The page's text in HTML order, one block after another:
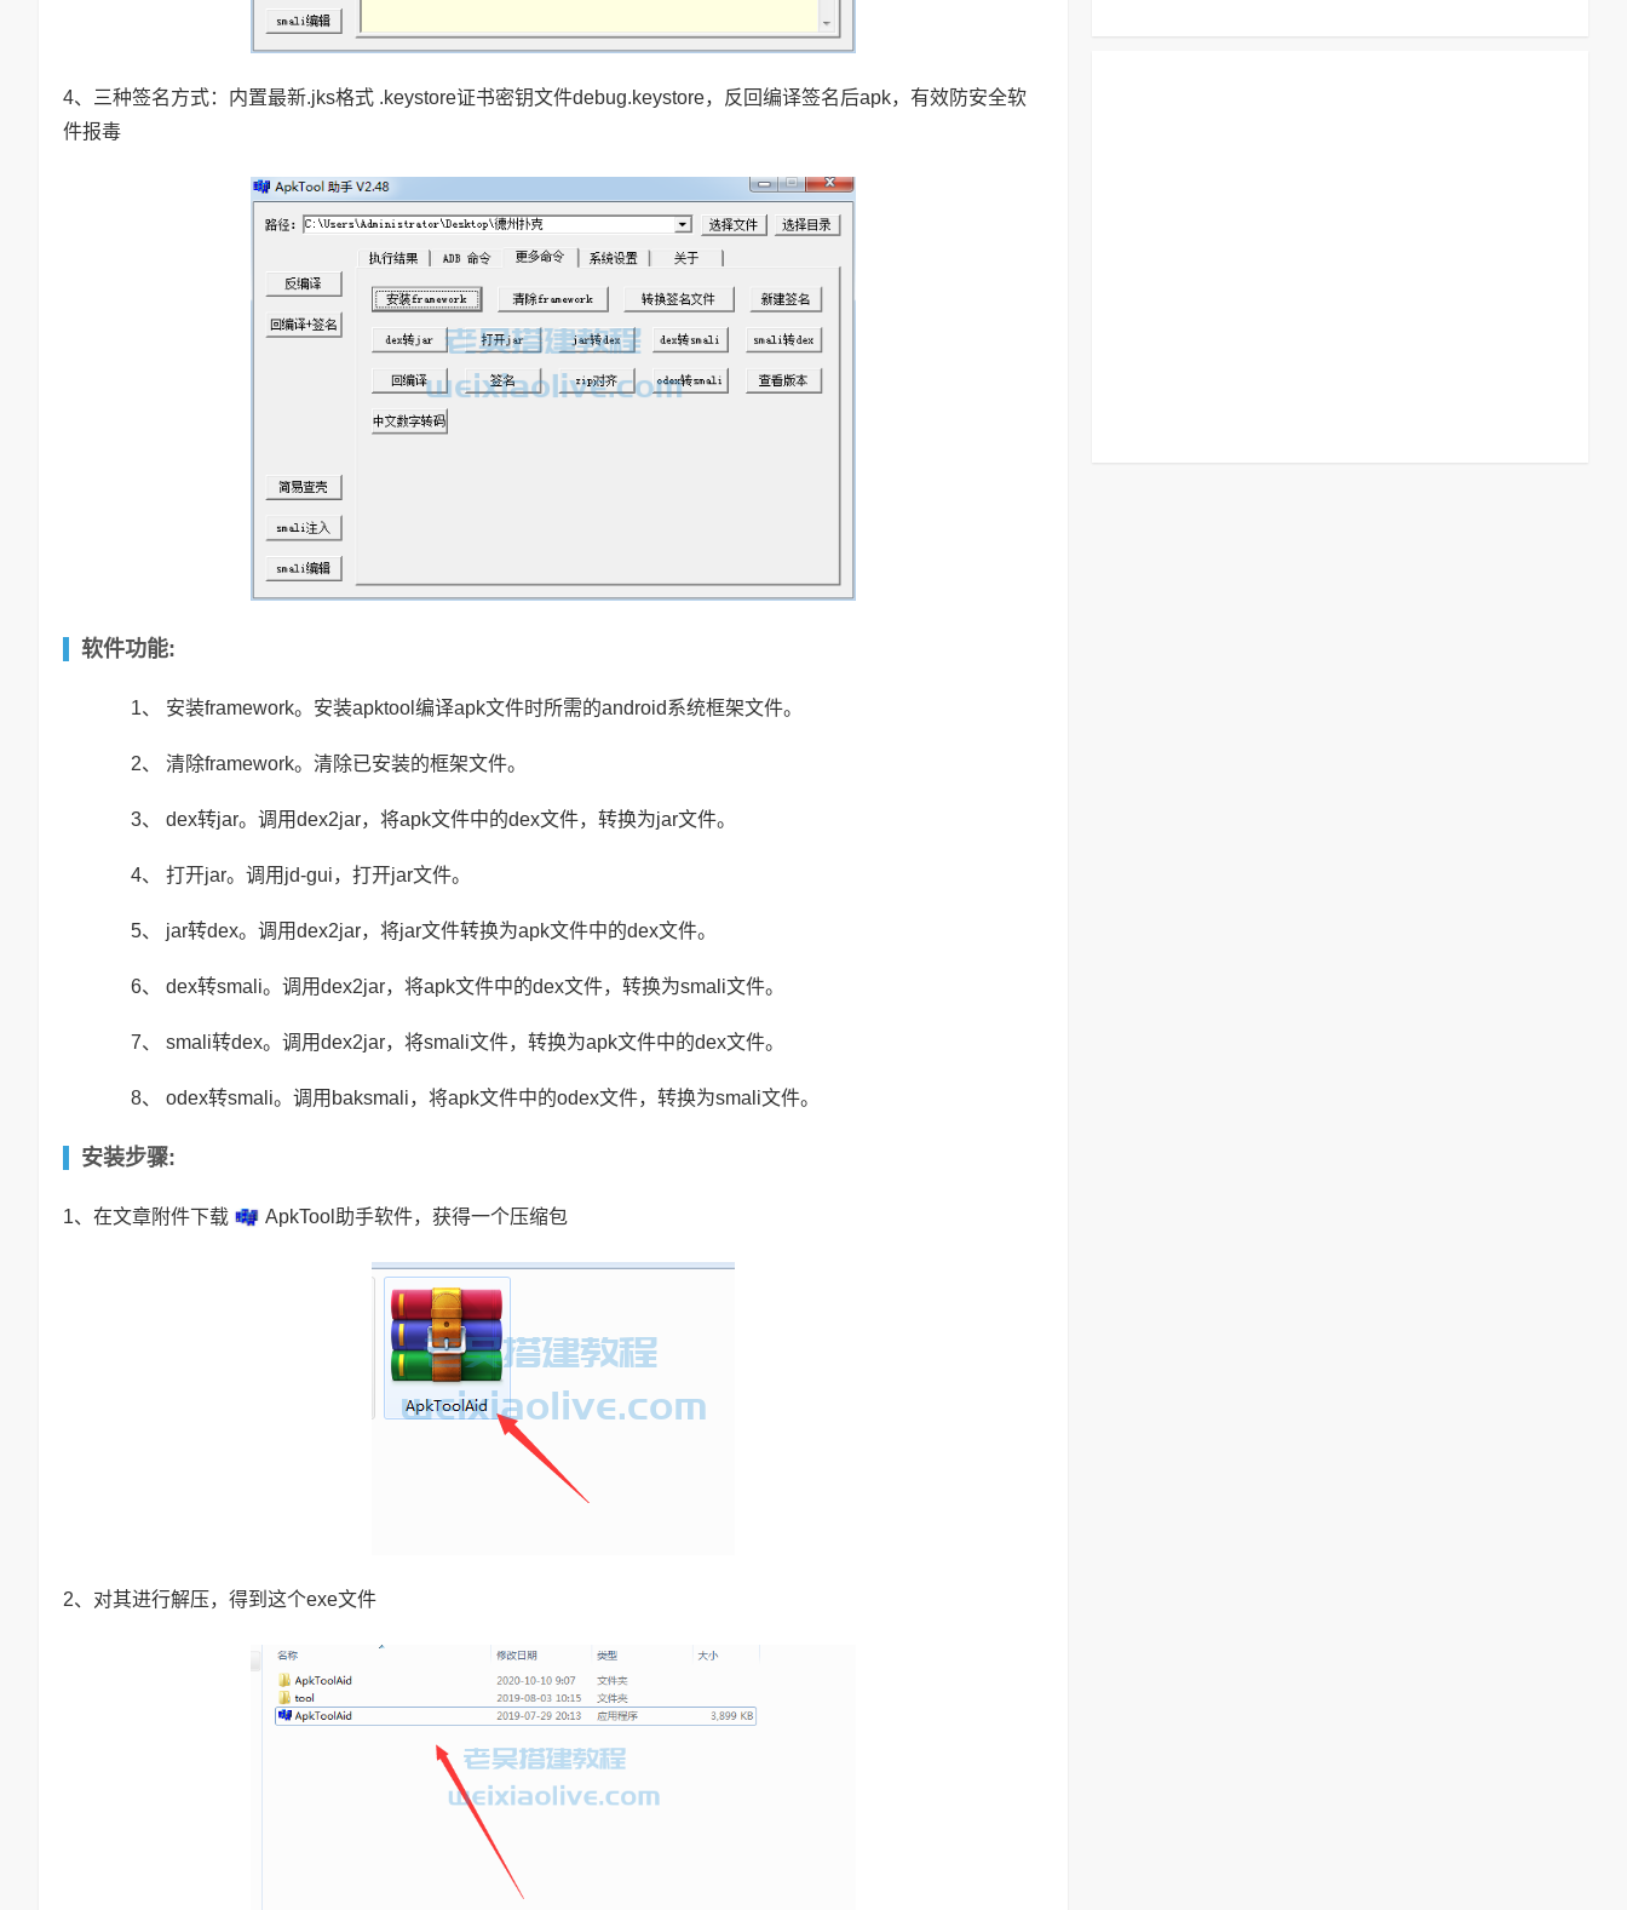
4、三种签名方式：内置最新.jks格式 .keystore证书密钥文件debug.keystore，反回编译签名后apk，有效防安全软
件报毒
软件功能:
1、 安装framework。安装apktool编译apk文件时所需的android系统框架文件。
2、 清除framework。清除已安装的框架文件。
3、 dex转jar。调用dex2jar，将apk文件中的dex文件，转换为jar文件。
4、 打开jar。调用jd-gui，打开jar文件。
5、 jar转dex。调用dex2jar，将jar文件转换为apk文件中的dex文件。
6、 dex转smali。调用dex2jar，将apk文件中的dex文件，转换为smali文件。
7、 smali转dex。调用dex2jar，将smali文件，转换为apk文件中的dex文件。
8、 odex转smali。调用baksmali，将apk文件中的odex文件，转换为smali文件。
安装步骤:
1、在文章附件下载 ApkTool助手软件，获得一个压缩包
2、对其进行解压，得到这个exe文件